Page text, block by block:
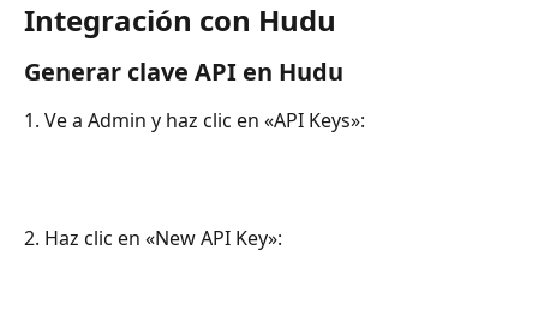
Integración con Hudu
Generar clave API en Hudu
1. Ve a Admin y haz clic en «API Keys»:
2. Haz clic en «New API Key»: